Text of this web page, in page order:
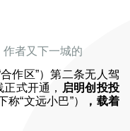
者又下一城的
作区”）第二条无人驾
式开通， 启明创投投
称“文远小巴”）
，载着